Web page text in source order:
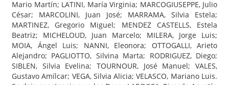
Mario Martín; LATINI, María Virginia; MARCOGIUSEPPE, Julio
César; MARCOLINI, Juan José; MARRAMA, Silvia Estela;
MARTINEZ, Gregorio Miguel; MENDEZ CASTELLS, Estela
Beatriz; MICHELOUD, Juan Marcelo; MILERA, Jorge Luis;
MOIA, Ángel Luis; NANNI, Eleonora; OTTOGALLI, Arieto
Alejandro; PAGLIOTTO, Silvina Marta; RODRIGUEZ, Diego;
SIBLEN, Silvia Evelina; TOURNOUR, José Manuel; VALES,
Gustavo Amílcar; VEGA, Silvia Alicia; VELASCO, Mariano Luis.